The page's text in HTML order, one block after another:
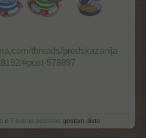
threads/predskazanija-
#post-578897
e 7 outras pessoas gostam disto.